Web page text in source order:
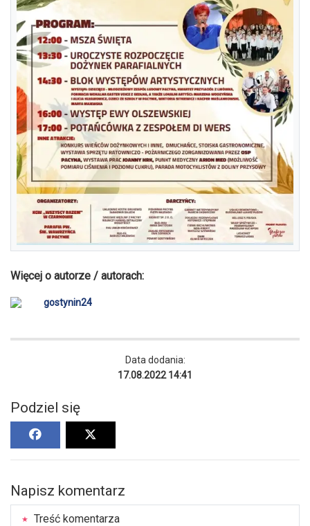
Więcej o autorze / autorach:
gostynin24
Data dodania:
17.08.2022 14:41
Podziel się
Napisz komentarz
Treść komentarza